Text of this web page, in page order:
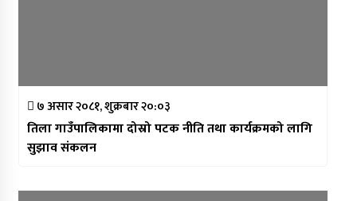
७ असार २०८१, शुक्रबार २०:०३
तिला गाउँपालिकामा दोस्रो पटक नीति तथा कार्यक्रमको लागि
सुझाव संकलन